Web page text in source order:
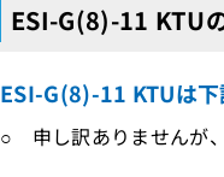
ESI-G(8)-11 KTU
ESI-G(8)-11 KTUは
○ 申し訳ありませんが